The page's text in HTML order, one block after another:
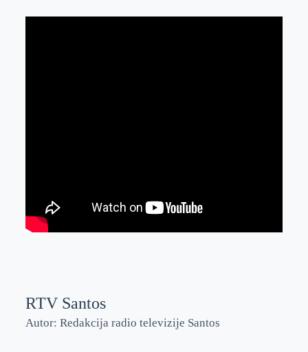
RTV Santos
Autor: Redakcija radio televizije Santos